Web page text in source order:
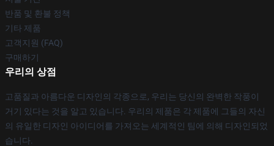
반품 및 환불 정책
기타 제품
고객지원 (FAQ)
구매하기
우리의 상점
고품질과 아름다운 디자인의 각종으로, 우리는 당신의 완벽한 작풍이
거기 있다는 것을 알고 있습니다. 우리의 제품은 각 제품에 그들의 자신
의 유일한 디자인 아이디어를 가져오는 세계적인 팀에 의해 디자인되었
습니다.